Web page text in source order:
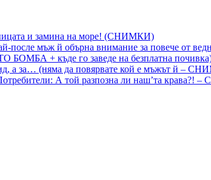
и замина на море! (СНИМКИ)
мъж й обърна внимание за повече от
+ къде го заведе на безплатна
а за… (няма да повярвате кой е мъжът й –
А той разпозна ли наш’та крава?!